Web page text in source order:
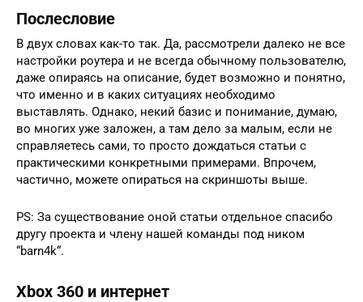
Послесловие
В двух словах как-то так. Да, рассмотрели далеко не все
настройки роутера и не всегда обычному пользователю,
даже опираясь на описание, будет возможно и понятно,
что именно и в каких ситуациях необходимо
выставлять. Однако, некий базис и понимание, думаю,
во многих уже заложен, а там дело за малым, если не
справляетесь сами, то просто дождаться статьи с
практическими конкретными примерами. Впрочем,
частично, можете опираться на скриншоты выше.
PS: За существование оной статьи отдельное спасибо
другу проекта и члену нашей команды под ником
“barn4k“.
Xbox 360 и интернет